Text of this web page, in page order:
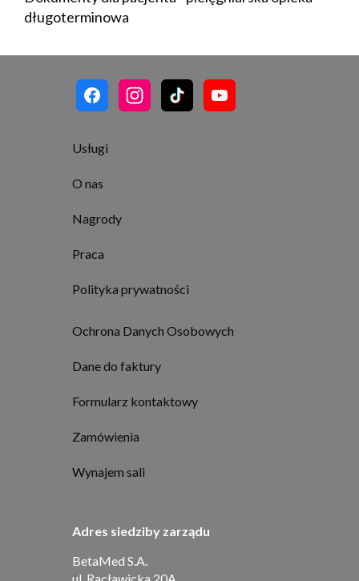
długoterminowa
Usługi
O nas
Nagrody
Praca
Polityka prywatności
Ochrona Danych Osobowych
Dane do faktury
Formularz kontaktowy
Zamówienia
Wynajem sali
Adres siedziby zarządu
BetaMed S.A.
ul. Racławicka 20A